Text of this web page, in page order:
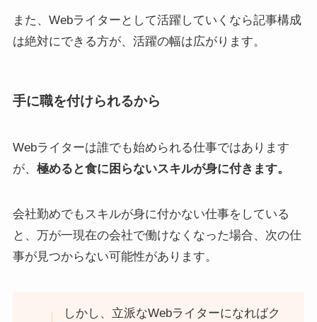
また、Webライターとして活躍していくなら記事構成
は絶対にできる方が、活躍の幅は広がります。
手に職を付けられるから
Webライターは誰でも始められる仕事ではあります
が、 極めると食に困らないスキルが身に付きます。
会社勤めでもスキルが身に付かない仕事をしている
と、万が一現在の会社で働けなくなった場合、次の仕
事が見つからない可能性があります。
しかし、立派なWebライターになればク